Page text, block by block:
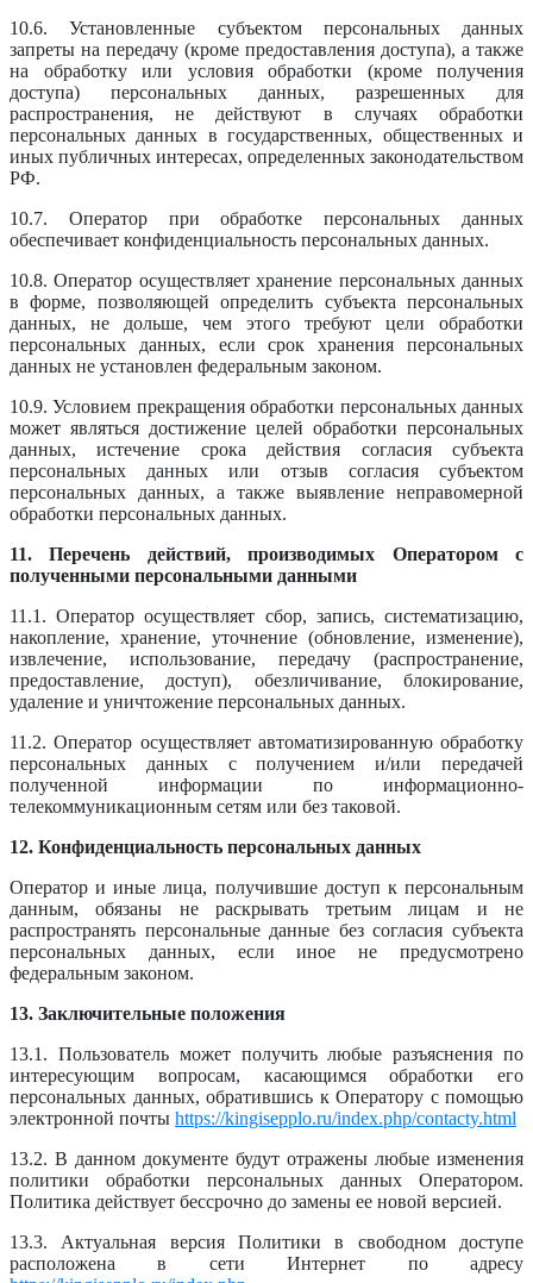
10.6. Установленные субъектом персональных данных
запреты на передачу (кроме предоставления доступа), а также
на обработку или условия обработки (кроме получения
доступа) персональных данных, разрешенных для
распространения, не действуют в случаях обработки
персональных данных в государственных, общественных и
иных публичных интересах, определенных законодательством
РФ.
10.7. Оператор при обработке персональных данных
обеспечивает конфиденциальность персональных данных.
10.8. Оператор осуществляет хранение персональных данных
в форме, позволяющей определить субъекта персональных
данных, не дольше, чем этого требуют цели обработки
персональных данных, если срок хранения персональных
данных не установлен федеральным законом.
10.9. Условием прекращения обработки персональных данных
может являться достижение целей обработки персональных
данных, истечение срока действия согласия субъекта
персональных данных или отзыв согласия субъектом
персональных данных, а также выявление неправомерной
обработки персональных данных.
11. Перечень действий, производимых Оператором с
полученными персональными данными
11.1. Оператор осуществляет сбор, запись, систематизацию,
накопление, хранение, уточнение (обновление, изменение),
извлечение, использование, передачу (распространение,
предоставление, доступ), обезличивание, блокирование,
удаление и уничтожение персональных данных.
11.2. Оператор осуществляет автоматизированную обработку
персональных данных с получением и/или передачей
полученной информации по информационно-
телекоммуникационным сетям или без таковой.
12. Конфиденциальность персональных данных
Оператор и иные лица, получившие доступ к персональным
данным, обязаны не раскрывать третьим лицам и не
распространять персональные данные без согласия субъекта
персональных данных, если иное не предусмотрено
федеральным законом.
13. Заключительные положения
13.1. Пользователь может получить любые разъяснения по
интересующим вопросам, касающимся обработки его
персональных данных, обратившись к Оператору с помощью
электронной почты https://kingisepplo.ru/index.php/contacty.html
13.2. В данном документе будут отражены любые изменения
политики обработки персональных данных Оператором.
Политика действует бессрочно до замены ее новой версией.
13.3. Актуальная версия Политики в свободном доступе
расположена в сети Интернет по адресу